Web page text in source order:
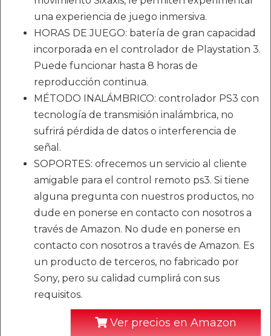
una experiencia de juego inmersiva.
HORAS DE JUEGO: batería de gran capacidad
incorporada en el controlador de Playstation 3.
Puede funcionar hasta 8 horas de
reproducción continua.
MÉTODO INALÁMBRICO: controlador PS3 con
tecnología de transmisión inalámbrica, no
sufrirá pérdida de datos o interferencia de
señal.
SOPORTES: ofrecemos un servicio al cliente
amigable para el control remoto ps3. Si tiene
alguna pregunta con nuestros productos, no
dude en ponerse en contacto con nosotros a
través de Amazon. No dude en ponerse en
contacto con nosotros a través de Amazon. Es
un producto de terceros, no fabricado por
Sony, pero su calidad cumplirá con sus
requisitos.
Ver precios en Amazon